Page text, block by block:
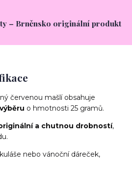
– Brněnsko originální produkt
červenou mašlí obsahuje
o hmotnosti 25 gramů.
a chutnou drobností,
nebo vánoční dáreček,